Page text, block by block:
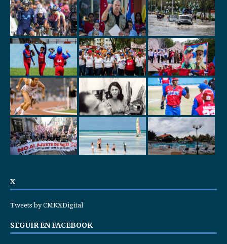
X
Tweets by CMKXDigital
SEGUIR EN FACEBOOK